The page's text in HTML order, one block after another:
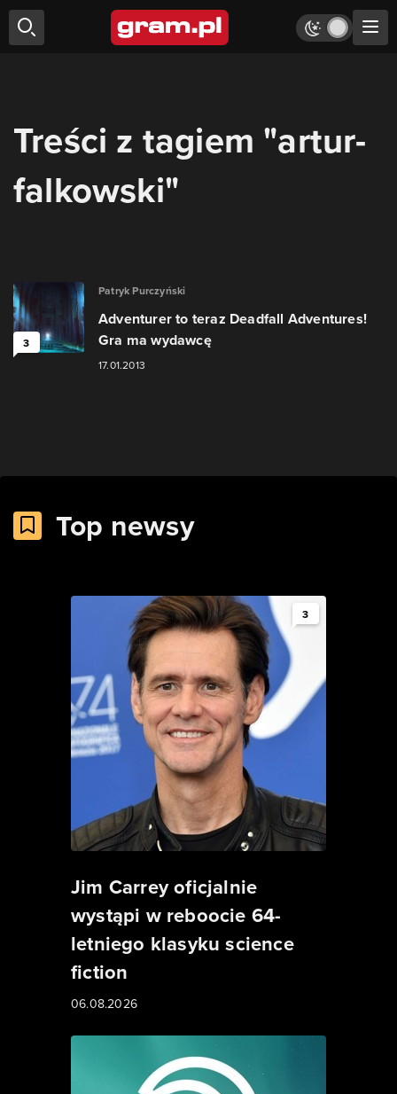
Treści z tagiem "artur-
falkowski"
3
Patryk Purczyński
Adventurer to teraz Deadfall Adventures!
Gra ma wydawcę
17.01.2013
Top newsy
3
Jim Carrey oficjalnie
wystąpi w reboocie 64-
letniego klasyku science
fiction
06.08.2026